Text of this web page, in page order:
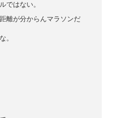
ではない。
離が分からんマラソンだ
。